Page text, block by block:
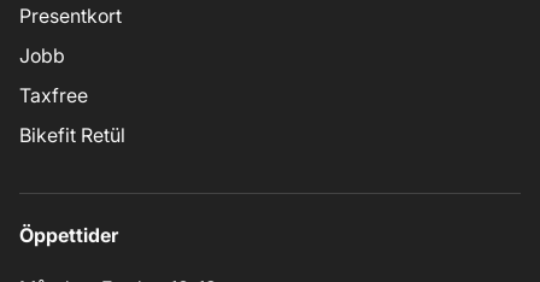
Presentkort
Jobb
Taxfree
Bikefit Retül
Öppettider